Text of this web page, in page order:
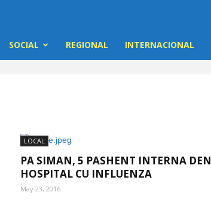
SOCIAL REGIONAL INTERNACIONAL
LOCAL
PA SIMAN, 5 PASHENT INTERNA DEN
HOSPITAL CU INFLUENZA
May 23, 2016